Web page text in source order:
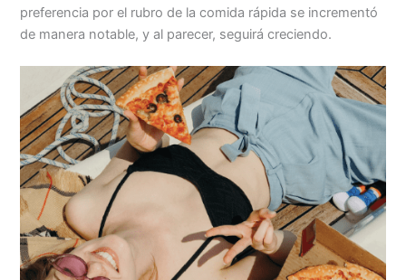
preferencia por el rubro de la comida rápida se incrementó
de manera notable, y al parecer, seguirá creciendo.